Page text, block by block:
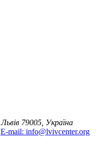
Львів 79005, Україна
E-mail: info@lvivcenter.org